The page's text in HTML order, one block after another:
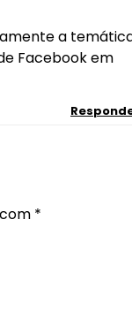
a
Facebook em
*